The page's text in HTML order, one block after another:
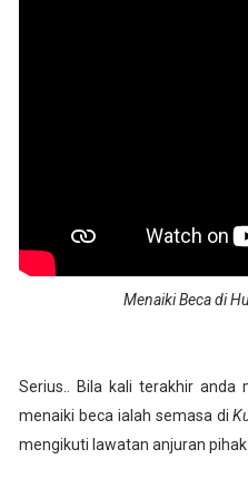
Menaiki Beca di
Serius.. Bila kali terakhir anda
menaiki beca ialah semasa di
mengikuti lawatan anjuran